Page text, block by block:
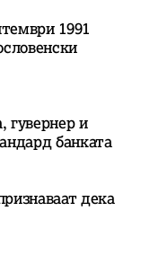
1991
гувернер и
банката
дека